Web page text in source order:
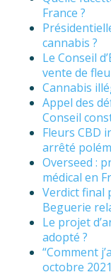
France ?
cannabis ?
Le Conseil
vente de
Cannabis
Appel des
Conseil
Fleurs CBD
arrêté
Overseed :
médical en
Verdict final
Beguerie
Le projet
adopté ?
“Comment
octobre